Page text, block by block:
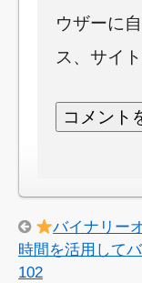
ウザーに
ス、サイ
バイナリー
時間を活用して
102